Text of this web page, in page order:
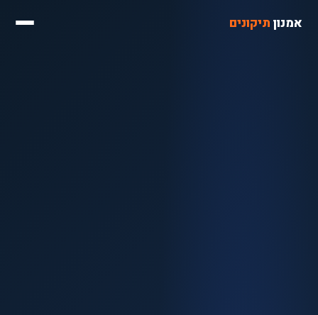
אמנון תיקונים